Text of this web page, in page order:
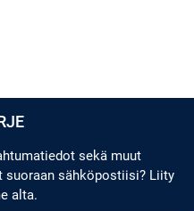
sekä muut
suoraan sähköpostiisi? Liity
alta.